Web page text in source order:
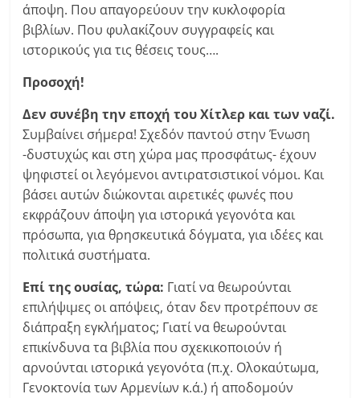
άποψη. Που απαγορεύουν την κυκλοφορία
βιβλίων. Που φυλακίζουν συγγραφείς και
ιστορικούς για τις θέσεις τους….
Προσοχή!
Δεν συνέβη την εποχή του Χίτλερ και των ναζί.
Συμβαίνει σήμερα! Σχεδόν παντού στην Ένωση
-δυστυχώς και στη χώρα μας προσφάτως- έχουν
ψηφιστεί οι λεγόμενοι αντιρατσιστικοί νόμοι. Και
βάσει αυτών διώκονται αιρετικές φωνές που
εκφράζουν άποψη για ιστορικά γεγονότα και
πρόσωπα, για θρησκευτικά δόγματα, για ιδέες και
πολιτικά συστήματα.
Επί της ουσίας, τώρα: Γιατί να θεωρούνται
επιλήψιμες οι απόψεις, όταν δεν προτρέπουν σε
διάπραξη εγκλήματος; Γιατί να θεωρούνται
επικίνδυνα τα βιβλία που σχεκικοποιούν ή
αρνούνται ιστορικά γεγονότα (π.χ. Ολοκαύτωμα,
Γενοκτονία των Αρμενίων κ.ά.) ή αποδομούν